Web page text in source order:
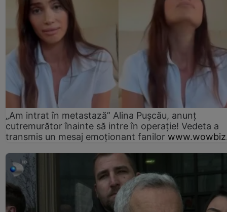
„Am intrat în metastază” Alina Pușcău, anunț
cutremurător înainte să intre în operație! Vedeta a
transmis un mesaj emoționant fanilor